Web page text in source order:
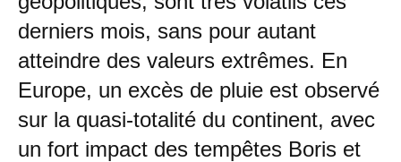
derniers mois, sans pour autant
atteindre des valeurs extrêmes. En
Europe, un excès de pluie est observé
sur la quasi-totalité du continent, avec
un fort impact des tempêtes Boris et